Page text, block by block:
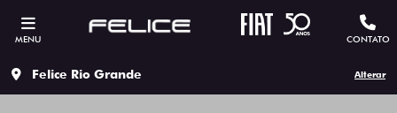
MENU CONTATO
Felice Rio Grande Alterar